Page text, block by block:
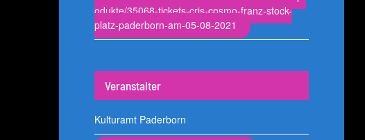
odukte/35068-tickets-cris-cosmo-franz-stock-
platz-paderborn-am-05-08-2021
Veranstalter
Kulturamt Paderborn